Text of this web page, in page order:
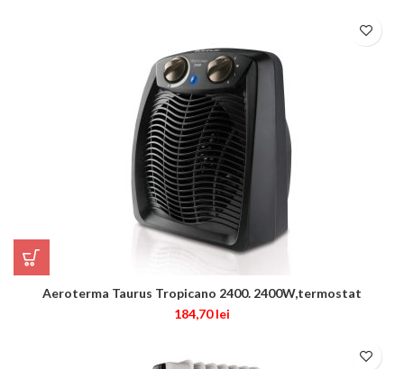
Aeroterma Taurus Tropicano 2400. 2400W,termostat
184,70lei